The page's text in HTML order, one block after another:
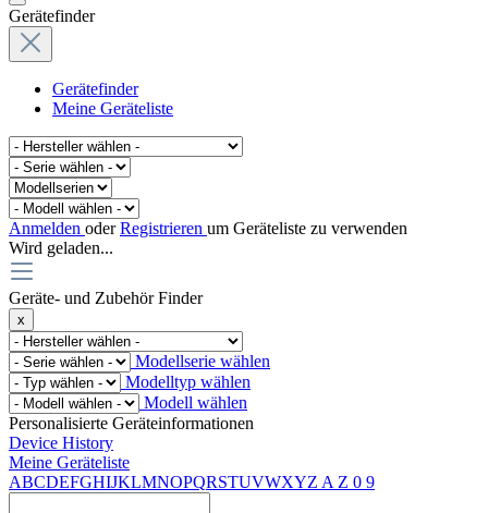
Gerätefinder
Gerätefinder
Meine Geräteliste
Anmelden oderRegistrieren um Geräteliste zu verwenden
Wird geladen...
Geräte- und Zubehör Finder
x
Modellserie wählen
Modelltyp wählen
Modell wählen
Personalisierte Geräteinformationen
Device History
Meine Geräteliste
ABCDEFGHIJKLMNOPQRSTUVWXYZ A Z 0 9